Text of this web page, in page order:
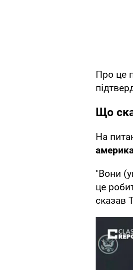
Про це
Що
На
"Вони
це
сказав